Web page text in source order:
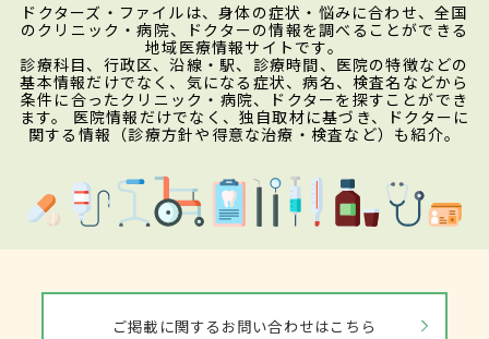
ドクターズ・ファイルは、身体の症状・悩みに合わせ、全国
のクリニック・病院、ドクターの情報を調べることができる
地域医療情報サイトです。
診療科目、行政区、沿線・駅、診療時間、医院の特徴などの
基本情報だけでなく、気になる症状、病名、検査名などから
条件に合ったクリニック・病院、ドクターを探すことができ
ます。 医院情報だけでなく、独自取材に基づき、ドクターに
関する情報（診療方針や得意な治療・検査など）も紹介。
ご掲載に関するお問い合わせはこちら